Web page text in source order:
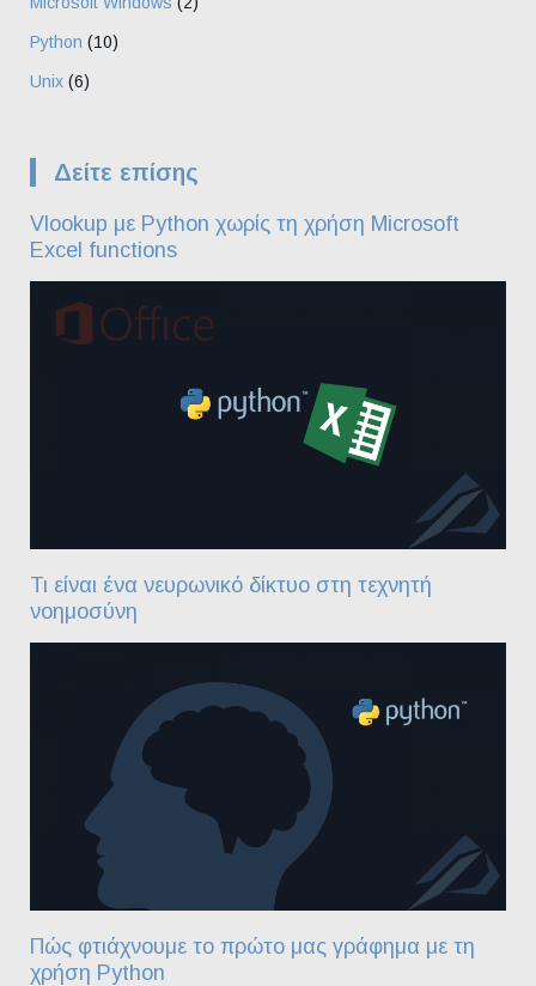
Python (10)
Unix (6)
Δείτε επίσης
Vlookup με Python χωρίς τη χρήση Microsoft
Excel functions
Τι είναι ένα νευρωνικό δίκτυο στη τεχνητή
νοημοσύνη
Πώς φτιάχνουμε το πρώτο μας γράφημα με τη
χρήση Python